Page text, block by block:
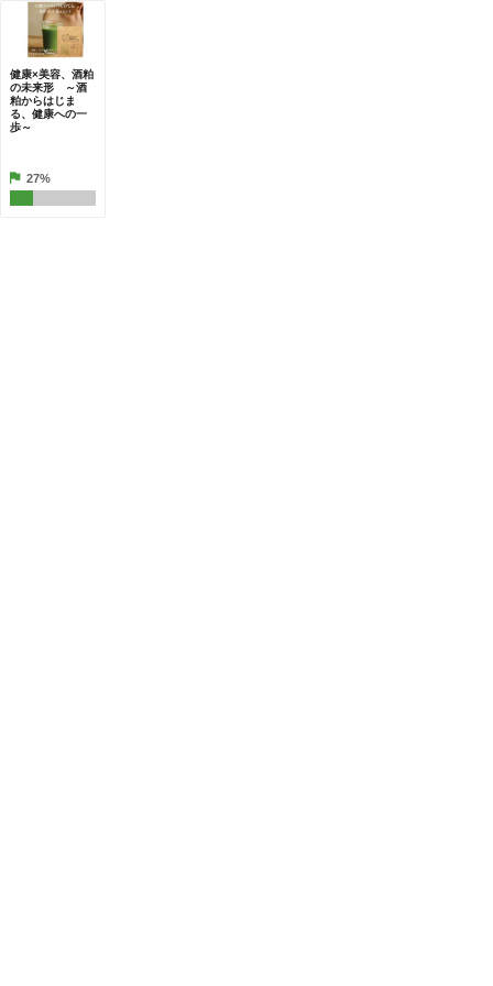
健康×美容、酒粕
の未来形 ～酒
粕からはじま
る、健康への一
歩～
27%